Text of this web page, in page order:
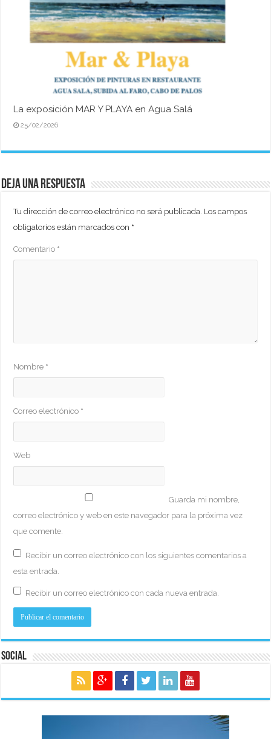
La exposición MAR Y PLAYA en Agua Salá
25/02/2026
Deja una respuesta
Tu dirección de correo electrónico no será publicada. Los campos
obligatorios están marcados con *
Comentario *
Nombre *
Correo electrónico *
Web
Guarda mi nombre,
correo electrónico y web en este navegador para la próxima vez
que comente.
Recibir un correo electrónico con los siguientes comentarios a
esta entrada.
Recibir un correo electrónico con cada nueva entrada.
Social